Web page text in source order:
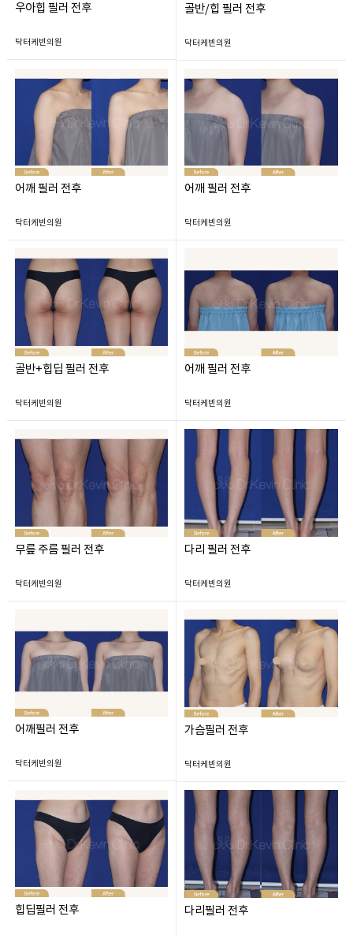
우아힙 필러 전후
닥터케빈의원
골반/힙 필러 전후
닥터케빈의원
어깨 필러 전후
닥터케빈의원
어깨 필러 전후
닥터케빈의원
골반+힙딥 필러 전후
닥터케빈의원
어깨 필러 전후
닥터케빈의원
무릎 주름 필러 전후
닥터케빈의원
다리 필러 전후
닥터케빈의원
어깨필러 전후
닥터케빈의원
가슴필러 전후
닥터케빈의원
힙딥필러 전후 다리필러 전후